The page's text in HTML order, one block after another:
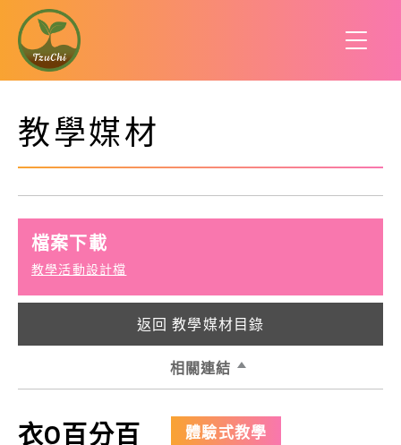
教學媒材
檔案下載
教學活動設計檔
返回 教學媒材目錄
相關連結
衣Q百分百 體驗式教學